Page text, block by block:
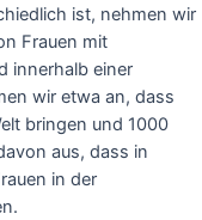
ist, nehmen wir
Frauen mit
innerhalb einer
wir etwa an, dass
bringen und 1000
aus, dass in
in der